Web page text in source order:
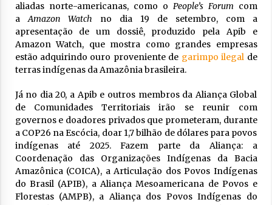
aliadas norte-americanas, como o People’s Forum com
aAmazon Watch no dia 19 de setembro, com a
apresentação de um dossiê, produzido pela Apib e
Amazon Watch, que mostra como grandes empresas
estão adquirindo ouro proveniente de garimpo ilegal de
terras indígenas da Amazônia brasileira.
Já no dia 20, a Apib e outros membros da Aliança Global
de Comunidades Territoriais irão se reunir com
governos e doadores privados que prometeram, durante
a COP26 na Escócia, doar 1,7 bilhão de dólares para povos
indígenas até 2025. Fazem parte da Aliança: a
Coordenação das Organizações Indígenas da Bacia
Amazônica (COICA), a Articulação dos Povos Indígenas
do Brasil (APIB), a Aliança Mesoamericana de Povos e
Florestas (AMPB), a Aliança dos Povos Indígenas do